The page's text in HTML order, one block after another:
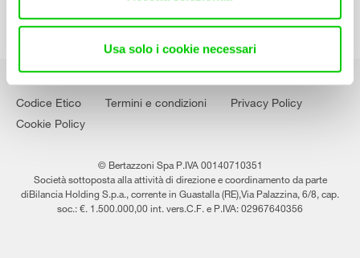
Usa solo i cookie necessari
Codice Etico Termini e condizioni
Privacy Policy
Cookie Policy
© Bertazzoni Spa P.IVA 00140710351
Società sottoposta alla attività di direzione e coordinamento da parte
diBilancia Holding S.p.a., corrente in Guastalla (RE),Via Palazzina, 6/8, cap.
soc.: €. 1.500.000,00 int. vers.C.F. e P.IVA: 02967640356